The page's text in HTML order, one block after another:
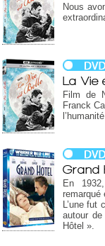
Nous
La Vie
Film de
Franck
Grand
En
remarqué
L’une fut
autour
Hôtel ».